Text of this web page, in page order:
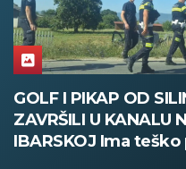
GOLF I PIKAP OD
ZAVRŠILI U KANALU
IBARSKOJ Ima